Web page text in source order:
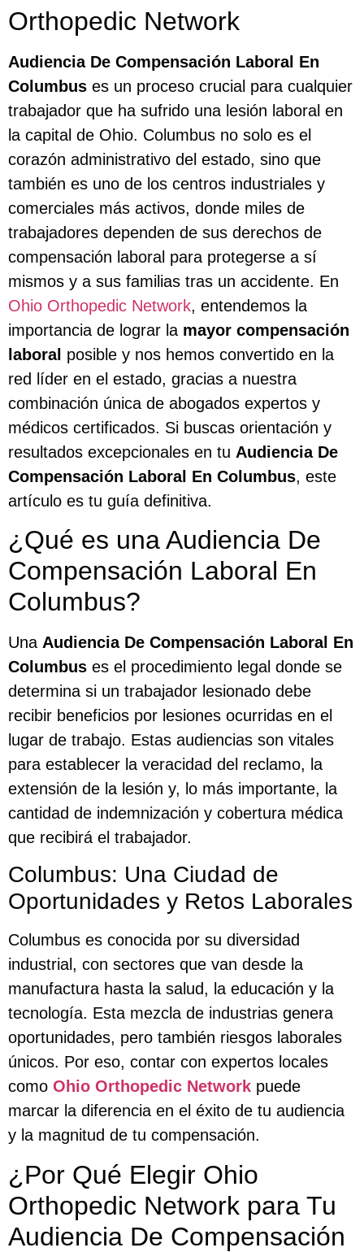
Orthopedic Network
Audiencia De Compensación Laboral En
Columbus es un proceso crucial para cualquier
trabajador que ha sufrido una lesión laboral en
la capital de Ohio. Columbus no solo es el
corazón administrativo del estado, sino que
también es uno de los centros industriales y
comerciales más activos, donde miles de
trabajadores dependen de sus derechos de
compensación laboral para protegerse a sí
mismos y a sus familias tras un accidente. En
Ohio Orthopedic Network, entendemos la
importancia de lograr la mayor compensación
laboral posible y nos hemos convertido en la
red líder en el estado, gracias a nuestra
combinación única de abogados expertos y
médicos certificados. Si buscas orientación y
resultados excepcionales en tu Audiencia De
Compensación Laboral En Columbus, este
artículo es tu guía definitiva.
¿Qué es una Audiencia De
Compensación Laboral En
Columbus?
Una Audiencia De Compensación Laboral En
Columbus es el procedimiento legal donde se
determina si un trabajador lesionado debe
recibir beneficios por lesiones ocurridas en el
lugar de trabajo. Estas audiencias son vitales
para establecer la veracidad del reclamo, la
extensión de la lesión y, lo más importante, la
cantidad de indemnización y cobertura médica
que recibirá el trabajador.
Columbus: Una Ciudad de
Oportunidades y Retos Laborales
Columbus es conocida por su diversidad
industrial, con sectores que van desde la
manufactura hasta la salud, la educación y la
tecnología. Esta mezcla de industrias genera
oportunidades, pero también riesgos laborales
únicos. Por eso, contar con expertos locales
como Ohio Orthopedic Network puede
marcar la diferencia en el éxito de tu audiencia
y la magnitud de tu compensación.
¿Por Qué Elegir Ohio
Orthopedic Network para Tu
Audiencia De Compensación